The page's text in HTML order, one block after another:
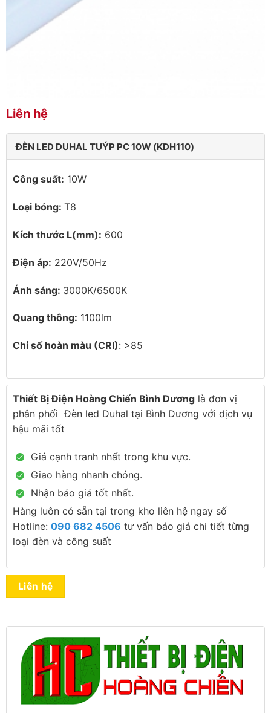
Liên hệ
ĐÈN LED DUHAL TUÝP PC 10W (KDH110)
Công suất: 10W
Loại bóng: T8
Kích thước L(mm): 600
Điện áp: 220V/50Hz
Ánh sáng: 3000K/6500K
Quang thông: 1100lm
Chỉ số hoàn màu (CRI): >85
Thiết Bị Điện Hoàng Chiến Bình Dương là đơn vị
phân phối Đèn led Duhal tại Bình Dương với dịch vụ
hậu mãi tốt
Giá cạnh tranh nhất trong khu vực.
Giao hàng nhanh chóng.
Nhận báo giá tốt nhất.
Hàng luôn có sẵn tại trong kho liên hệ ngay số
Hotline: 090 682 4506 tư vấn báo giá chi tiết từng
loại đèn và công suất
Liên hệ